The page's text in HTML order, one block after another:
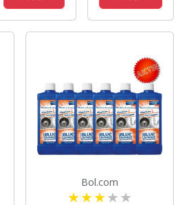
spray 750
ml
Bol.com